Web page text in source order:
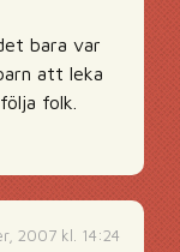
bara var
att leka
folk.
2007 kl. 14:24